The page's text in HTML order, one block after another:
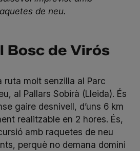
de neu.
Bosc de Virós
ruta molt senzilla al Parc
al Pallars Sobirà (Lleida). És
gaire desnivell, d’uns 6 km
realitzable en 2 hores. És,
amb raquetes de neu
perquè no demana domini